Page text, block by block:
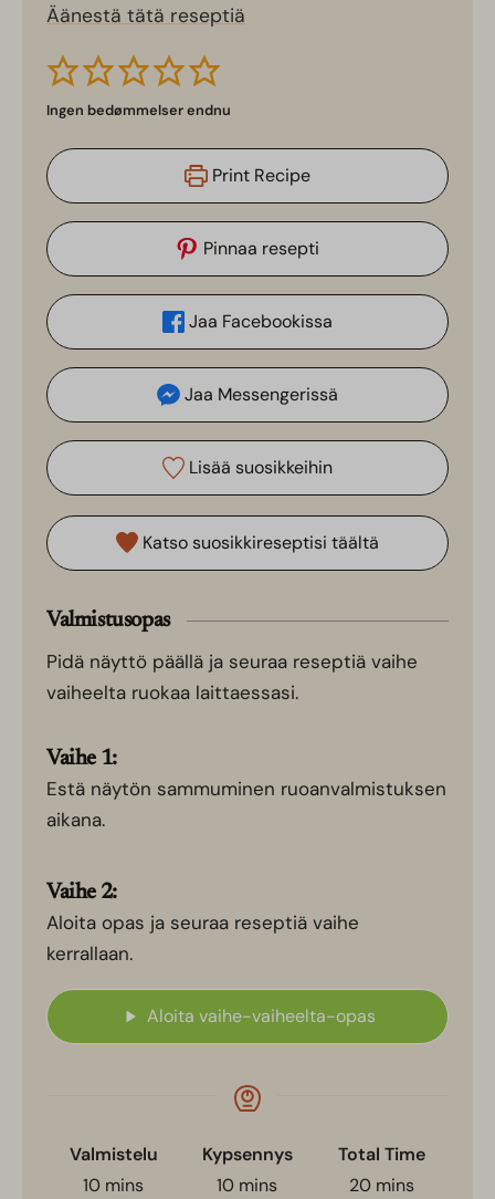
Äänestä tätä reseptiä
Ingen bedømmelser endnu
Print Recipe
Pinnaa resepti
Jaa Facebookissa
Jaa Messengerissä
Lisää suosikkeihin
Katso suosikkireseptisi täältä
Valmistusopas
Pidä näyttö päällä ja seuraa reseptiä vaihe
vaiheelta ruokaa laittaessasi.
Vaihe 1:
Estä näytön sammuminen ruoanvalmistuksen
aikana.
Vaihe 2:
Aloita opas ja seuraa reseptiä vaihe
kerrallaan.
Aloita vaihe-vaiheelta-opas
Valmistelu
10 mins
Kypsennys
10 mins
Total Time
20 mins